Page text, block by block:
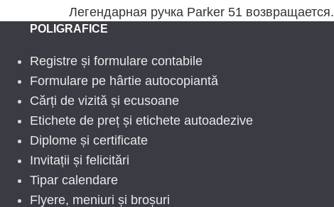
Легендарная ручка Parker 51 возвращается.
POLIGRAFICE
Registre și formulare contabile
Formulare pe hârtie autocopiantă
Cărți de vizită și ecusoane
Etichete de preț și etichete autoadezive
Diplome și certificate
Invitații și felicitări
Tipar calendare
Flyere, meniuri și broșuri